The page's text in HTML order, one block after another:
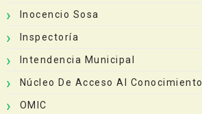
Inocencio Sosa
Inspectoría
Intendencia Municipal
Núcleo De Acceso Al Conocimiento
OMIC